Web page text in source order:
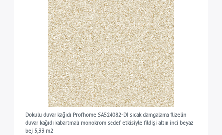
Dokulu duvar kağıdı Profhome SA524082-DI sıcak damgalama flizelin
duvar kağıdı kabartmalı monokrom sedef etkisiyle fildişi altın inci beyaz
bej 5,33 m2